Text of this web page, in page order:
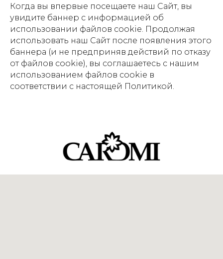
Когда вы впервые посещаете наш Сайт, вы
увидите баннер с информацией об
использовании файлов cookie. Продолжая
использовать наш Сайт после появления этого
баннера (и не предприняв действий по отказу
от файлов cookie), вы соглашаетесь с нашим
использованием файлов cookie в
соответствии с настоящей Политикой.